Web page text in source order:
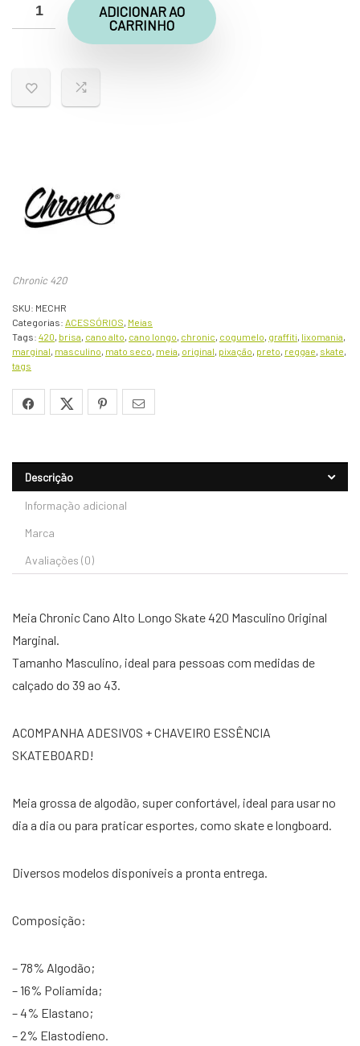
ADICIONAR AO
CARRINHO
Chronic 420
SKU: MECHR
Categorias: ACESSÓRIOS, Meias
Tags: 420, brisa, cano alto, cano longo, chronic, cogumelo, graffiti, lixomania,
marginal, masculino, mato seco, meia, original, pixação, preto, reggae, skate,
tags
Descrição
Informação adicional
Marca
Avaliações (0)
Meia Chronic Cano Alto Longo Skate 420 Masculino Original
Marginal.
Tamanho Masculino, ideal para pessoas com medidas de
calçado do 39 ao 43.
ACOMPANHA ADESIVOS + CHAVEIRO ESSÊNCIA
SKATEBOARD!
Meia grossa de algodão, super confortável, ideal para usar no
dia a dia ou para praticar esportes, como skate e longboard.
Diversos modelos disponíveis a pronta entrega.
Composição:
– 78% Algodão;
– 16% Poliamida;
– 4% Elastano;
– 2% Elastodieno.